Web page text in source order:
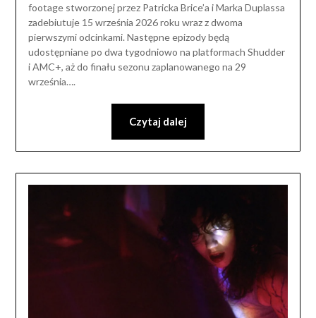
footage stworzonej przez Patricka Brice’a i Marka Duplassa
zadebiutuje 15 września 2026 roku wraz z dwoma
pierwszymi odcinkami. Następne epizody będą
udostępniane po dwa tygodniowo na platformach Shudder
i AMC+, aż do finału sezonu zaplanowanego na 29
września….
Czytaj dalej